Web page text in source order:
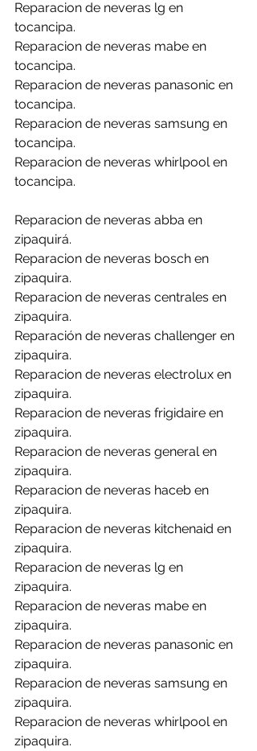
Reparacion de neveras lg en
tocancipa.
Reparacion de neveras mabe en
tocancipa.
Reparacion de neveras panasonic en
tocancipa.
Reparacion de neveras samsung en
tocancipa.
Reparacion de neveras whirlpool en
tocancipa.
Reparacion de neveras abba en
zipaquirá.
Reparacion de neveras bosch en
zipaquira.
Reparacion de neveras centrales en
zipaquira.
Reparación de neveras challenger en
zipaquira.
Reparacion de neveras electrolux en
zipaquira.
Reparacion de neveras frigidaire en
zipaquira.
Reparacion de neveras general en
zipaquira.
Reparacion de neveras haceb en
zipaquira.
Reparacion de neveras kitchenaid en
zipaquira.
Reparacion de neveras lg en
zipaquira.
Reparacion de neveras mabe en
zipaquira.
Reparacion de neveras panasonic en
zipaquira.
Reparacion de neveras samsung en
zipaquira.
Reparacion de neveras whirlpool en
zipaquira.